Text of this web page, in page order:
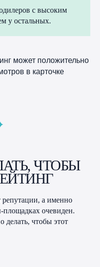
с высоким
у остальных.
может положительно
в карточке
ЧТОБЫ
а именно
площадках очевиден.
делать, чтобы этот